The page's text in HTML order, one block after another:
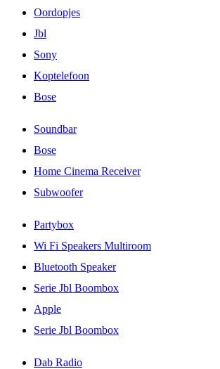
Oordopjes
Jbl
Sony
Koptelefoon
Bose
Soundbar
Bose
Home Cinema Receiver
Subwoofer
Partybox
Wi Fi Speakers Multiroom
Bluetooth Speaker
Serie Jbl Boombox
Apple
Serie Jbl Boombox
Dab Radio